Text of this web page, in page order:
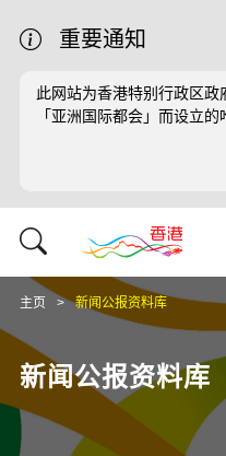
重要通知
此网站为香港特别行政区
「亚洲国际都会」而设立的
主页 新闻公报资料库
新闻公报资料库